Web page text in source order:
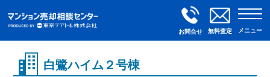
お問合せ 無料査定 メニュー
白鷺ハイム２号棟